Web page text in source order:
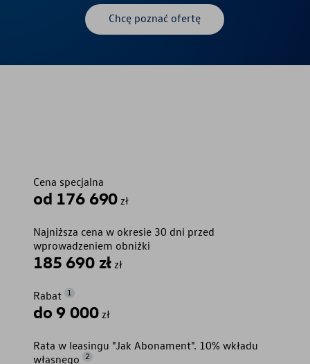
Chcę poznać ofertę
Cena specjalna
od 176 690 zł
Najniższa cena w okresie 30 dni przed
wprowadzeniem obniżki
185 690 zł zł
Rabat 1
do 9 000 zł
Rata w leasingu "Jak Abonament". 10% wkładu
własnego
2